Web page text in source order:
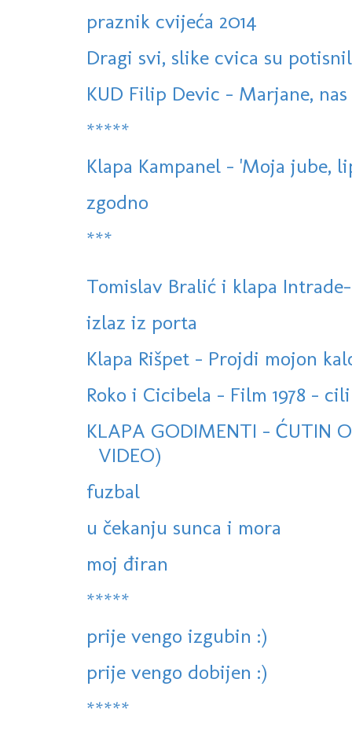
praznik cvijeća 2014
Dragi svi, slike cvica su
KUD Filip Devic - Marjane,
*****
Klapa Kampanel - 'Moja jube,
zgodno
***
Tomislav Bralić i klapa
izlaz iz porta
Klapa Rišpet - Projdi mojon
Roko i Cicibela - Film 1978 -
KLAPA GODIMENTI - ĆUTIN
VIDEO)
fuzbal
u čekanju sunca i mora
moj điran
*****
prije vengo izgubin :)
prije vengo dobijen :)
*****